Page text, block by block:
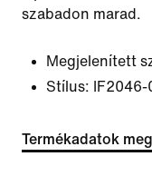
szabadon marad.
Megjelenített
Stílus:
IF2046-
Termékadatok